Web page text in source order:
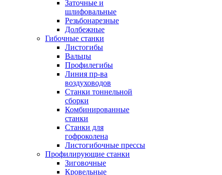
Заточные и
шлифовальные
Резьбонарезные
Долбежные
Гибочные станки
Листогибы
Вальцы
Профилегибы
Линия пр-ва
воздуховодов
Станки тоннельной
сборки
Комбинированные
станки
Станки для
гофроколена
Листогибочные прессы
Профилирующие станки
Зиговочные
Кровельные